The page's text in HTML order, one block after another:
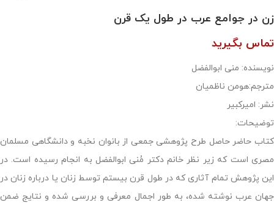
زن در جوامع عرب در طول یک قرن
تماس بگیرید
نویسنده: منی ابوالفضل
مترجم:هومن ناظمیان
نشر: امیرکبیر
توضیحات:
کتاب حاضر حاصل طرح پژوهشی جمعی از بانوان نخبه و دانشگاهی مسلمان
مصری است که زیر نظر خانم دکتر مُنی ابوالفضل به انجام رسیده است. در
این پژوهش تمام آثاری که در طول قرن بیستم توسط زنان یا درباره زنان در
جهان عرب نوشته شده، به طور اجمال معرفی و بررسی شده و نتایج ضمن